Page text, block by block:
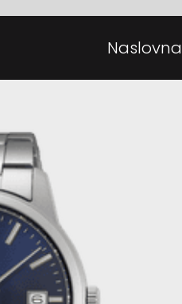
Naslovna